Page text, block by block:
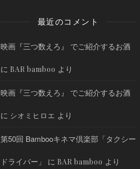
最近のコメント
映画『三つ数えろ』 でご紹介するお酒
に BAR bamboo より
映画『三つ数えろ』 でご紹介するお酒
に シオミヒロエ より
第50回 Bambooキネマ倶楽部「タクシー
ドライバー」 に BAR bamboo より